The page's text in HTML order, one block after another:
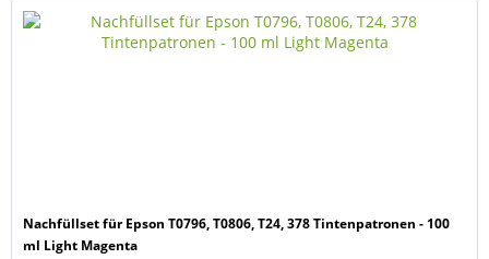
Nachfüllset für Epson T0796, T0806, T24, 378 Tintenpatronen - 100
ml Light Magenta